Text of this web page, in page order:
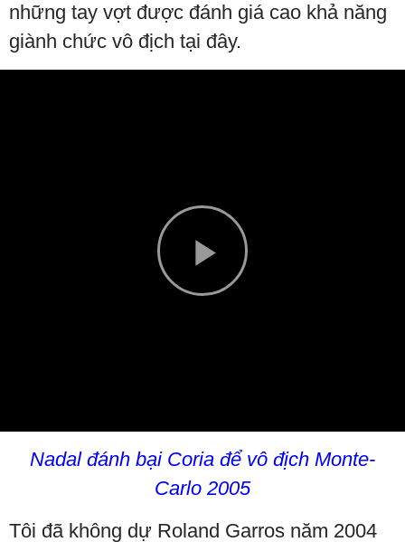
những tay vợt được đánh giá cao khả năng
giành chức vô địch tại đây.
Play
Nadal đánh bại Coria để vô địch Monte-
Carlo 2005
Tôi đã không dự Roland Garros năm 2004